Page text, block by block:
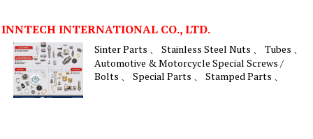
INNTECH INTERNATIONAL CO., LTD.
Sinter Parts 、 Stainless Steel Nuts 、 Tubes 、
Automotive & Motorcycle Special Screws /
Bolts 、 Special Parts 、 Stamped Parts 、